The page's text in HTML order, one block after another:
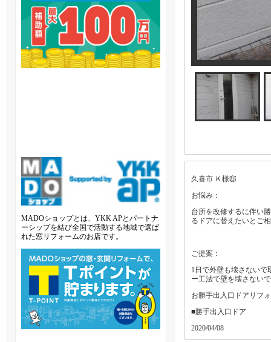
久喜市 Ｋ様邸
お悩み：
台所を改修するに伴い
るドアに替えたいとご
ご提案：
1日で外壁も壊さないで
ー工法で壁を壊さない
お勝手出入口ドアリフ
■勝手出入口ドア
2020/04/08
MADOショップとは、YKK APとパートナ
ーシップを結び全国で活動する地域で選ば
れた窓リフォームのお店です。